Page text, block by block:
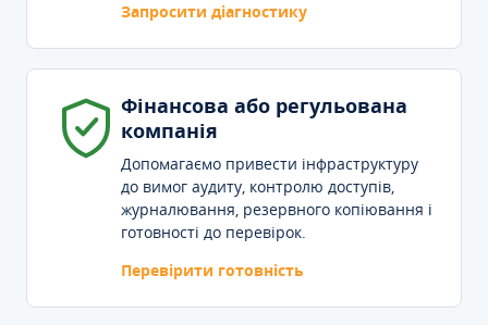
Запросити діагностику
Фінансова або регульована
компанія
Допомагаємо привести інфраструктуру
до вимог аудиту, контролю доступів,
журналювання, резервного копіювання і
готовності до перевірок.
Перевірити готовність